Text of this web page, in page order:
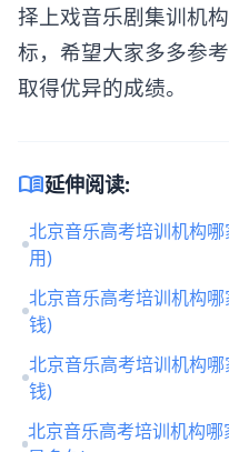
择上戏音乐剧集训机
标，希望大家多多参
取得优异的成绩。
menu_book延伸阅读:
北京音乐高考培训机构
用)
北京音乐高考培训机构
钱)
北京音乐高考培训机构
钱)
北京音乐高考培训机构